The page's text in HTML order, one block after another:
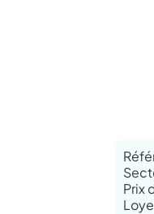
Prix